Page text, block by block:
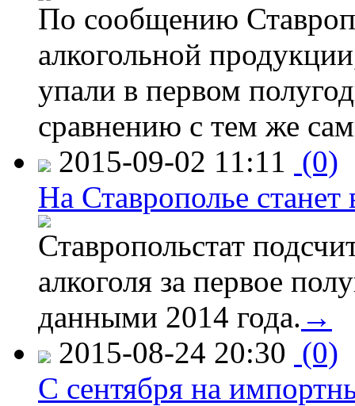
По сообщению
алкогольной
упали в первом
сравнению с тем же
2015-09-02 11:11 (0)
На Ставрополье
Ставропольстат
алкоголя за первое
данными 2014 года. →
2015-08-24 20:30 (0)
C сентября на